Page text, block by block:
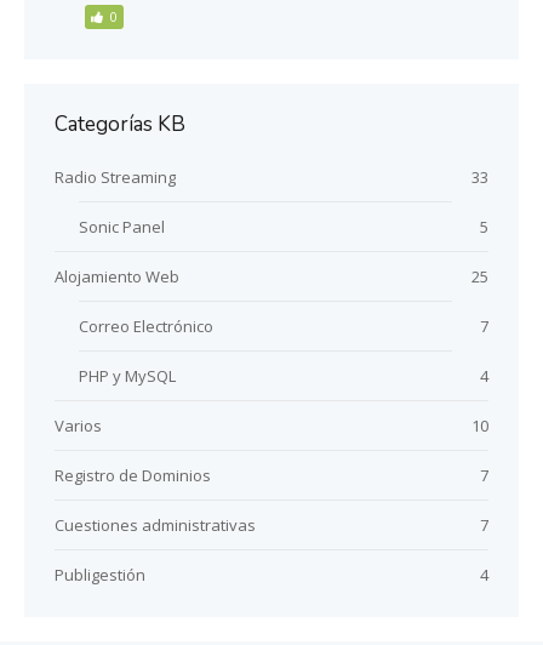
0
Categorías KB
Radio Streaming 33
Sonic Panel 5
Alojamiento Web 25
Correo Electrónico 7
PHP y MySQL 4
Varios 10
Registro de Dominios 7
Cuestiones administrativas 7
Publigestión 4